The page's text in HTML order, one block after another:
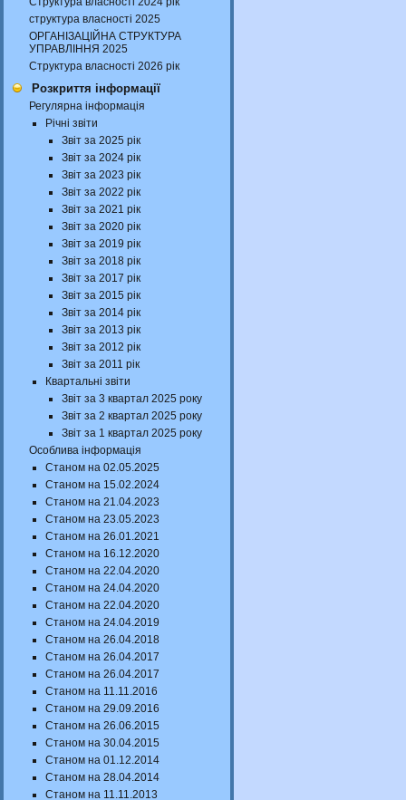
структура власності 2025
ОРГАНІЗАЦІЙНА СТРУКТУРА
УПРАВЛІННЯ 2025
Структура власності 2026 рік
Розкриття інформації
Регулярна інформація
Річні звіти
Звіт за 2025 рік
Звіт за 2024 рік
Звіт за 2023 рік
Звіт за 2022 рік
Звіт за 2021 рік
Звіт за 2020 рік
Звіт за 2019 рік
Звіт за 2018 рік
Звіт за 2017 рік
Звіт за 2015 рік
Звіт за 2014 рік
Звіт за 2013 рік
Звіт за 2012 рік
Звіт за 2011 рік
Квартальні звіти
Звіт за 3 квартал 2025 року
Звіт за 2 квартал 2025 року
Звіт за 1 квартал 2025 року
Особлива інформація
Станом на 02.05.2025
Станом на 15.02.2024
Станом на 21.04.2023
Станом на 23.05.2023
Станом на 26.01.2021
Станом на 16.12.2020
Станом на 22.04.2020
Станом на 24.04.2020
Станом на 22.04.2020
Станом на 24.04.2019
Станом на 26.04.2018
Станом на 26.04.2017
Станом на 26.04.2017
Станом на 11.11.2016
Станом на 29.09.2016
Станом на 26.06.2015
Станом на 30.04.2015
Станом на 01.12.2014
Станом на 28.04.2014
Станом на 11.11.2013